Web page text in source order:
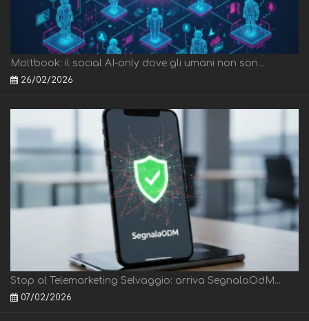
Moltbook: il social AI-only dove gli umani non son...
26/02/2026
Stop al Telemarketing Selvaggio: arriva SegnalaOdM...
07/02/2026